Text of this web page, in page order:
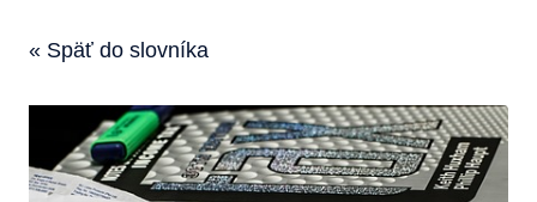
« Späť do slovníka